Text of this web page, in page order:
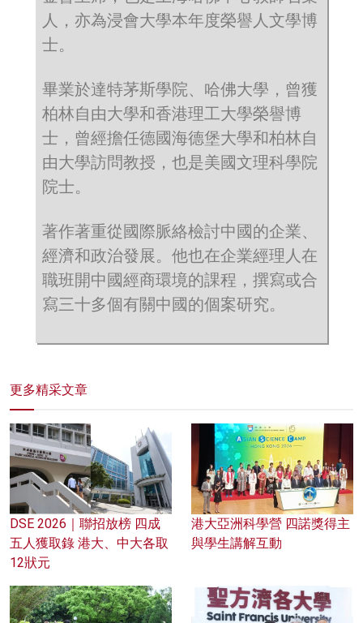
人，亦為浸會大學本年度榮譽人文學博
士。
畢業於達特茅斯學院、哈佛大學，曾獲
柏林自由大學和香港理工大學榮譽博
士，曾經擔任德國海德堡大學和柏林自
由大學訪問教授，也是美國文理科學院
院士。
著作著重從國際脈絡檢討中國的企業、
經濟和政治發展。他也在企業經理人在
職班開中國經商環境的課程，撰寫或合
寫三十多個有關中國的個案研究。
更多精采文章
DSE 2026｜聯招放榜 四成
五人獲取錄 港大、中大各取
12狀元
港大亞洲科學營 四諾獎得主
與學生講解互動